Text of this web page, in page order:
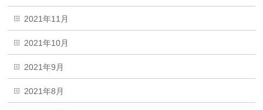
2021年11月
2021年10月
2021年9月
2021年8月